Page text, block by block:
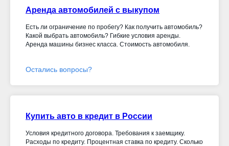
Аренда автомобилей с выкупом
Есть ли ограничение по пробегу? Как получить автомобиль?
Какой выбрать автомобиль? Гибкие условия аренды.
Аренда машины бизнес класса. Стоимость автомобиля.
Остались вопросы?
Купить авто в кредит в России
Условия кредитного договора. Требования к заемщику.
Расходы по кредиту. Процентная ставка по кредиту. Сколько